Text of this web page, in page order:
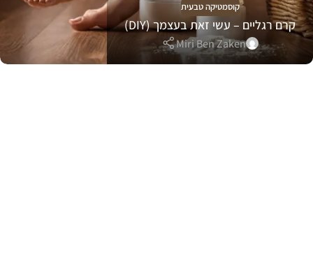
קוסמטיקה טבעית
קרם רגליים – עשי זאת בעצמך (DIY)
Miri Ben Zaken